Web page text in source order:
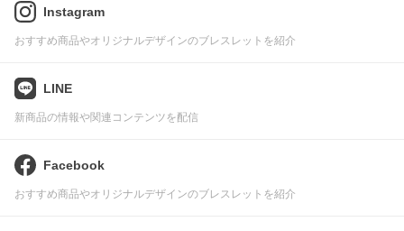
Instagram
おすすめ商品やオリジナルデザインのブレスレットを紹介
LINE
新商品の情報や関連コンテンツを配信
Facebook
おすすめ商品やオリジナルデザインのブレスレットを紹介